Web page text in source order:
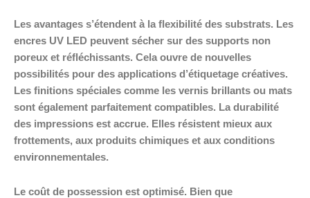
Les avantages s’étendent à la flexibilité des substrats. Les
encres UV LED peuvent sécher sur des supports non
poreux et réfléchissants. Cela ouvre de nouvelles
possibilités pour des applications d’étiquetage créatives.
Les finitions spéciales comme les vernis brillants ou mats
sont également parfaitement compatibles. La durabilité
des impressions est accrue. Elles résistent mieux aux
frottements, aux produits chimiques et aux conditions
environnementales.
Le coût de possession est optimisé. Bien que